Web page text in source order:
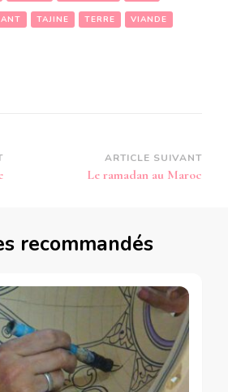
TAJINE TERRE VIANDE
ARTICLE SUIVANT
Le ramadan au Maroc
recommandés